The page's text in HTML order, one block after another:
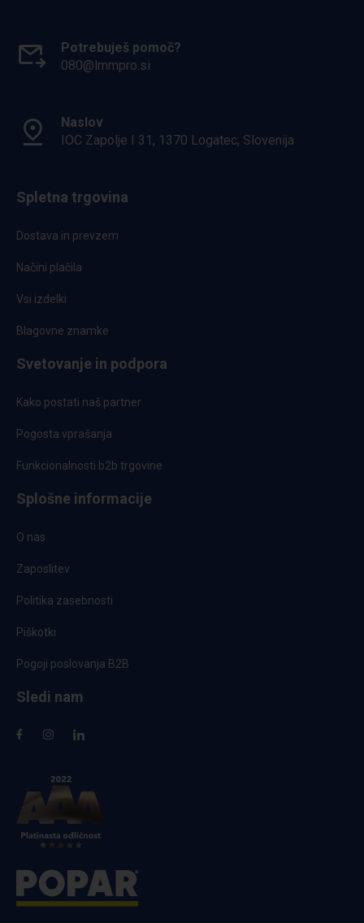
Potrebuješ pomoč?
080@lmmpro.si
Naslov
IOC Zapolje I 31, 1370 Logatec, Slovenija
Spletna trgovina
Dostava in prevzem
Načini plačila
Vsi izdelki
Blagovne znamke
Svetovanje in podpora
Kako postati naš partner
Pogosta vprašanja
Funkcionalnosti b2b trgovine
Splošne informacije
O nas
Zaposlitev
Politika zasebnosti
Piškotki
Pogoji poslovanja B2B
Sledi nam